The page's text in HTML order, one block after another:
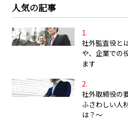
人気の記事
社外監査役と
や、企業での
ます
社外取締役の
ふさわしい人
は？～